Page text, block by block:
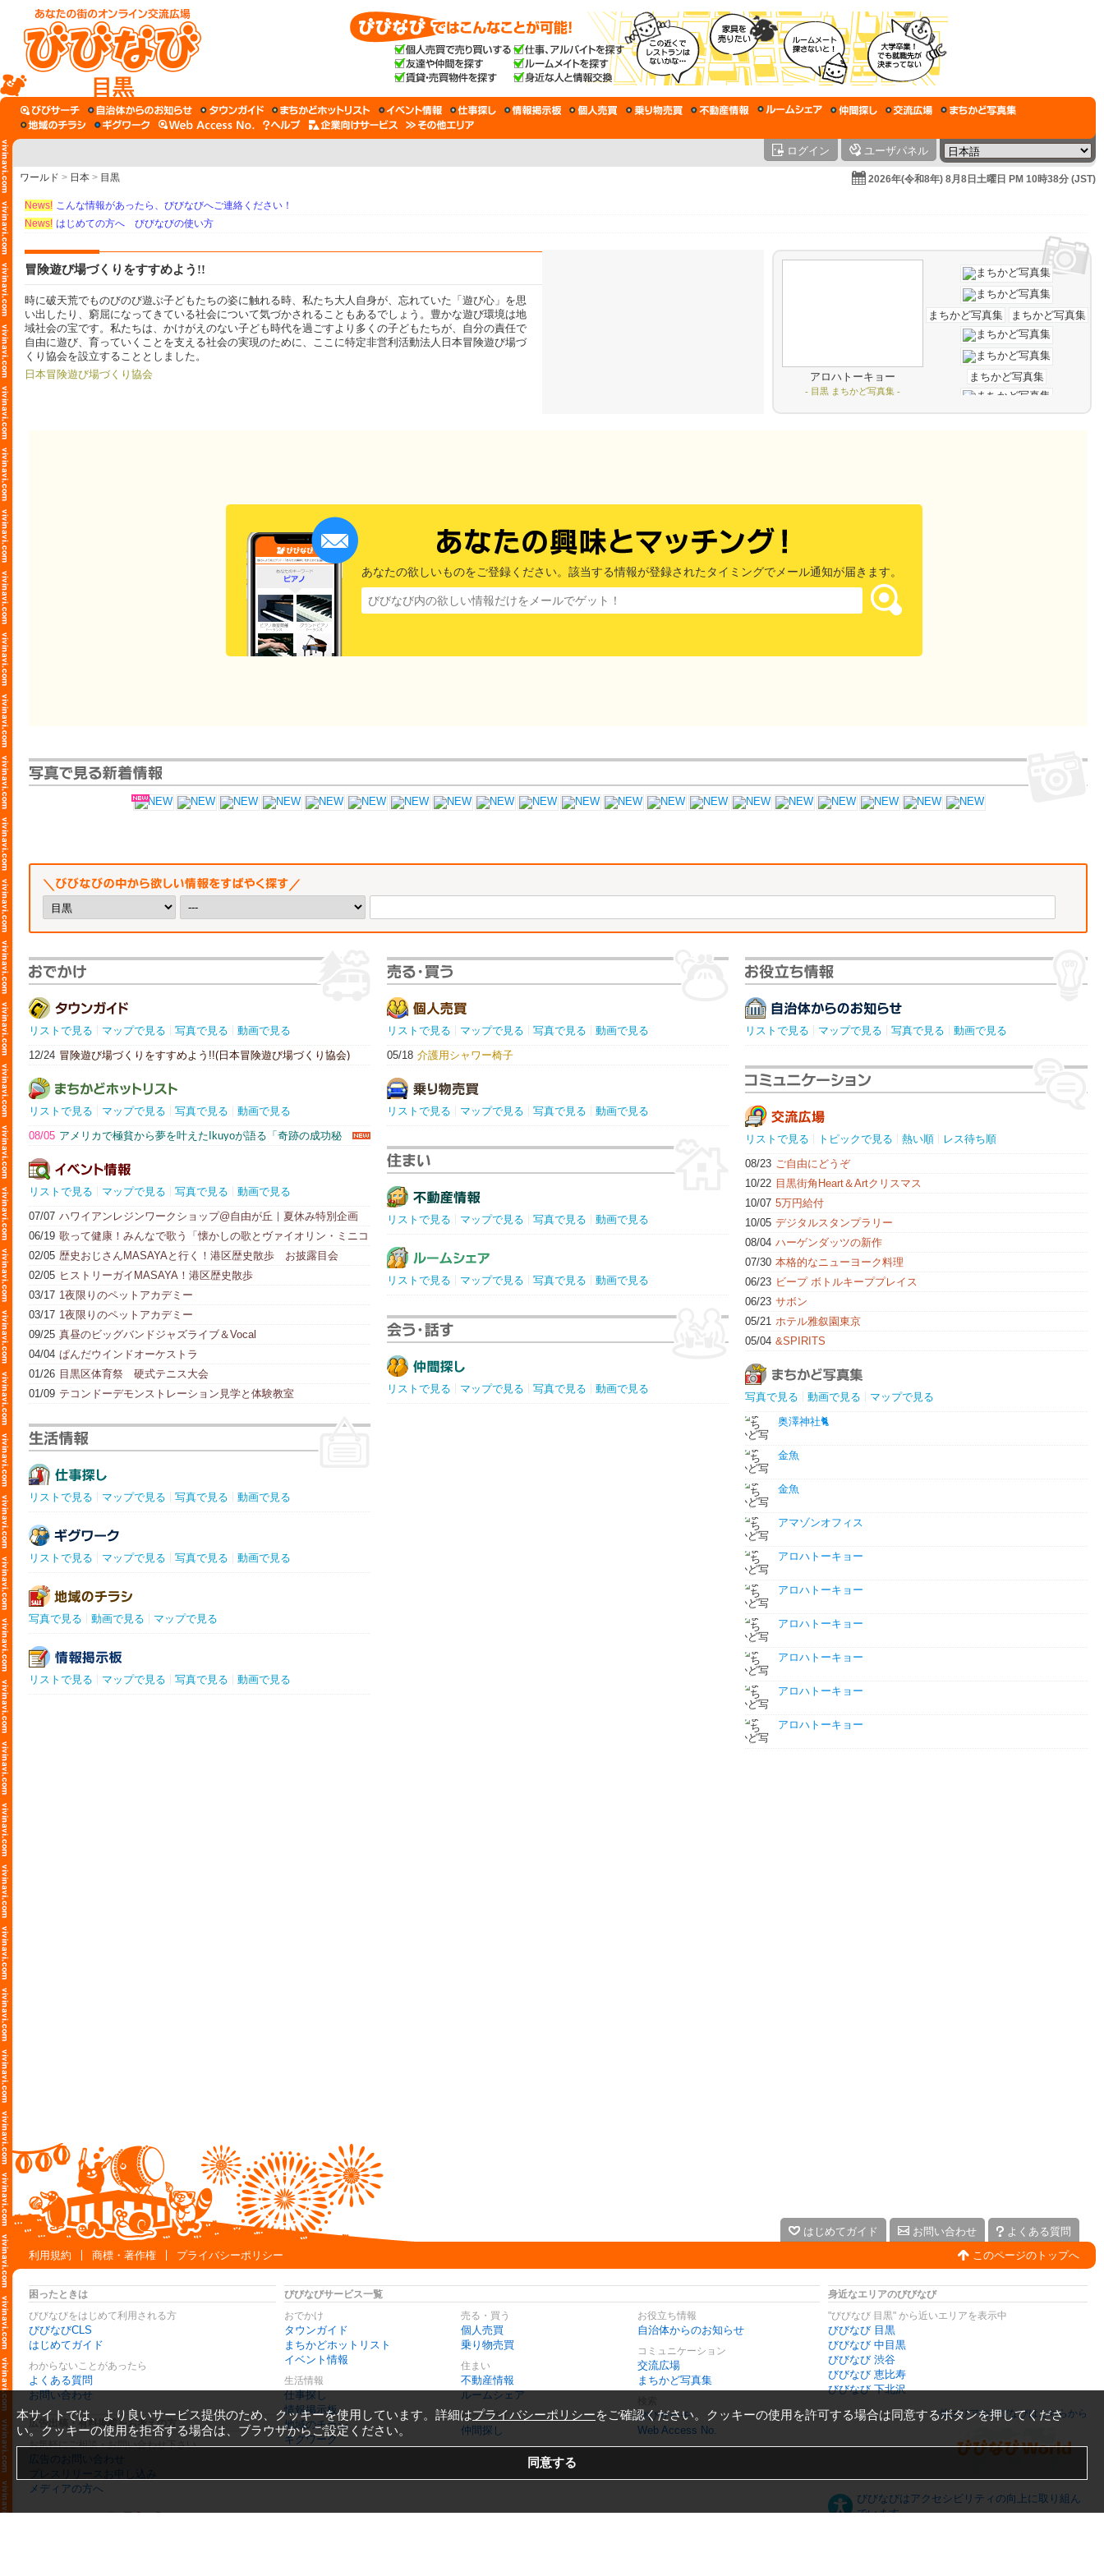
目黒
ログイン ユーザパネル
ワールド > 日本 > 目黒 2026年(令和8年) 8月8日土曜日 PM 10時38分 (JST)
News! こんな情報があったら、びびなびへご連絡ください！
News! はじめての方へ びびなびの使い方
冒険遊び場づくりをすすめよう!!
時に破天荒でものびのび遊ぶ子どもたちの姿に触れる時、私たち大人自身が、忘れていた「遊び心」を思
い出したり、窮屈になってきている社会について気づかされることもあるでしょう。豊かな遊び環境は地
域社会の宝です。私たちは、かけがえのない子ども時代を過ごすより多くの子どもたちが、自分の責任で
自由に遊び、育っていくことを支える社会の実現のために、ここに特定非営利活動法人日本冒険遊び場づ
くり協会を設立することとしました。
日本冒険遊び場づくり協会
アロハトーキョー
- 目黒 まちかど写真集 -
あなたの欲しいものをご登録ください。該当する情報が登録されたタイミングでメール通知が届きます。
リストで見る マップで見る 写真で見る
動画で見る
12/24 冒険遊び場づくりをすすめよう!!(日本冒険遊び場づくり協会)
リストで見る マップで見る 写真で見る
動画で見る
08/05 アメリカで極貧から夢を叶えたIkuyoが語る「奇跡の成功秘
リストで見る マップで見る 写真で見る
動画で見る
07/07 ハワイアンレジンワークショップ@自由が丘｜夏休み特別企画
06/19 歌って健康！みんなで歌う「懐かしの歌とヴァイオリン・ミニコ
ンサート」
02/05 歴史おじさんMASAYAと行く！港区歴史散歩 お披露目会
02/05 ヒストリーガイMASAYA！港区歴史散歩
03/17 1夜限りのペットアカデミー
03/17 1夜限りのペットアカデミー
09/25 真昼のビッグバンドジャズライブ＆Vocal
04/04 ぱんだウインドオーケストラ
01/26 目黒区体育祭 硬式テニス大会
01/09 テコンドーデモンストレーション見学と体験教室
リストで見る マップで見る 写真で見る 動画で見る
リストで見る マップで見る 写真で見る 動画で見る
写真で見る 動画で見る マップで見る
リストで見る マップで見る 写真で見る 動画で見る
リストで見る マップで見る 写真で見る
動画で見る
05/18 介護用シャワー椅子
リストで見る マップで見る 写真で見る 動画で見る
リストで見る マップで見る 写真で見る 動画で見る
リストで見る マップで見る 写真で見る 動画で見る
リストで見る マップで見る 写真で見る 動画で見る
リストで見る マップで見る 写真で見る 動画で見る
リストで見る トピックで見る 熱い順
レス待ち順
08/23 ご自由にどうぞ
10/22 目黒街角Heart＆Artクリスマス
10/07 5万円給付
10/05 デジタルスタンプラリー
08/04 ハーゲンダッツの新作
07/30 本格的なニューヨーク料理
06/23 ビープ ボトルキーププレイス
06/23 サボン
05/21 ホテル雅叙園東京
05/04 &SPIRITS
写真で見る 動画で見る
マップで見る
奥澤神社🐈
金魚
金魚
アマゾンオフィス
アロハトーキョー
アロハトーキョー
アロハトーキョー
アロハトーキョー
アロハトーキョー
アロハトーキョー
はじめてガイド お問い合わせ
よくある質問
利用規約
商標・著作権 プライバシーポリシー このページのトップへ
困ったときは
びびなびをはじめて利用される方
びびなびCLS
はじめてガイド
わからないことがあったら
よくある質問
お問い合わせ
広告出稿・有料掲載をお考えの方
お気軽にご相談・お問い合わせ下さい
広告のお問い合わせ
プレスリリースお申し込み
メディアの方へ
びびなびサービス一覧
おでかけ
タウンガイド
まちかどホットリスト
イベント情報
生活情報
仕事探し
情報掲示板
地域のチラシ
ギグワーク
売る・買う
個人売買
乗り物売買
住まい
不動産情報
ルームシェア
会う・話す
仲間探し
お役立ち情報
自治体からのお知らせ
コミュニケーション
交流広場
まちかど写真集
びびサーチ
Web Access No.
身近なエリアのびびなび
"びびなび 目黒" から近いエリアを表示中
びびなび 目黒
びびなび 中目黒
びびなび 渋谷
びびなび 恵比寿
びびなび 下北沢
他エリアのびびなびはこちらから
びびなびはアクセシビリティの向上に取り組ん
でいます。
本サイトでは、より良いサービス提供のため、クッキーを使用しています。詳細はプライバシーポリシーをご確認ください。クッキーの使用を許可する場合は同意するボタンを押してくださ
い。クッキーの使用を拒否する場合は、ブラウザからご設定ください。